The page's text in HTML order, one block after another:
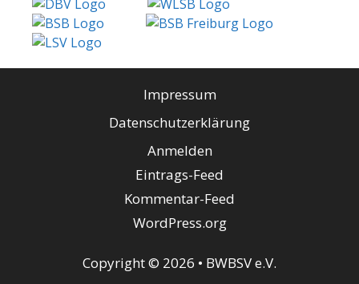
Impressum
Datenschutzerklärung
Anmelden
Eintrags-Feed
Kommentar-Feed
WordPress.org
Copyright © 2026 • BWBSV e.V.